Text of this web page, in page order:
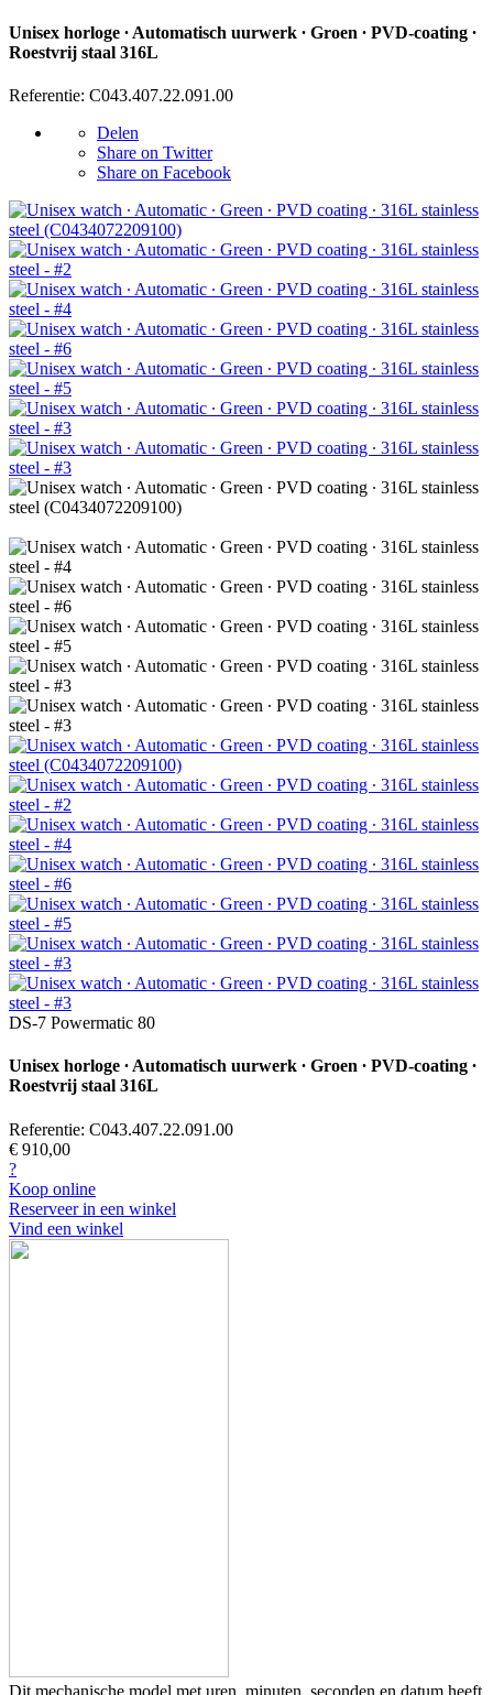
Unisex horloge ∙ Automatisch uurwerk ∙ Groen ∙ PVD-coating ∙
Roestvrij staal 316L
Referentie: C043.407.22.091.00
Delen
Share on Twitter
Share on Facebook
DS-7 Powermatic 80
Unisex horloge ∙ Automatisch uurwerk ∙ Groen ∙ PVD-coating ∙
Roestvrij staal 316L
Referentie: C043.407.22.091.00
€ 910,00
?
Koop online
Reserveer in een winkel
Vind een winkel
Dit mechanische model met uren, minuten, seconden en datum heeft